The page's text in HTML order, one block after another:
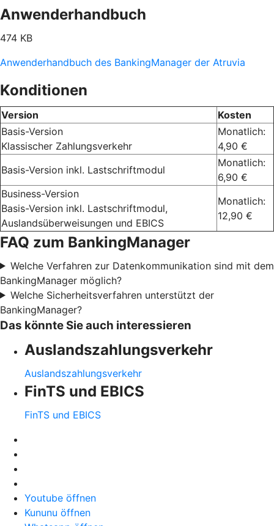
Anwenderhandbuch
474 KB
Anwenderhandbuch des BankingManager der Atruvia
Konditionen
Version
Kosten
Basis-Version
Klassischer Zahlungsverkehr
Monatlich:
4,90 €
Basis-Version inkl. Lastschriftmodul
Monatlich:
6,90 €
Business-Version
Basis-Version inkl. Lastschriftmodul,
Auslandsüberweisungen und EBICS
Monatlich:
12,90 €
FAQ zum BankingManager
Welche Verfahren zur Datenkommunikation sind mit dem
BankingManager möglich?
Welche Sicherheitsverfahren unterstützt der
BankingManager?
Das könnte Sie auch interessieren
Auslandszahlungsverkehr
Auslandszahlungsverkehr
FinTS und EBICS
FinTS und EBICS
Youtube öffnen
Kununu öffnen